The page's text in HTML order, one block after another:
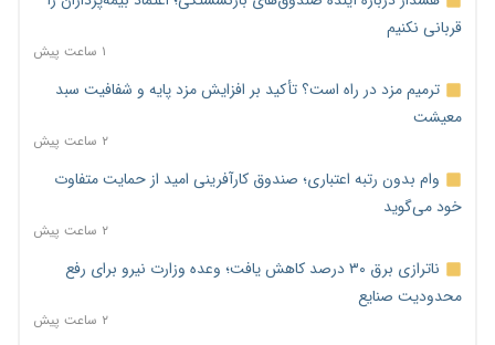
قربانی نکنیم
۱ ساعت پیش
ترمیم مزد در راه است؟ تأکید بر افزایش مزد پایه و شفافیت سبد
معیشت
۲ ساعت پیش
وام بدون رتبه اعتباری؛ صندوق کارآفرینی امید از حمایت متفاوت
خود می‌گوید
۲ ساعت پیش
ناترازی برق ۳۰ درصد کاهش یافت؛ وعده وزارت نیرو برای رفع
محدودیت صنایع
۲ ساعت پیش